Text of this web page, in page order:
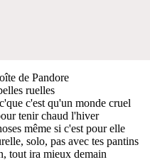
de Pandore
ruelles
c'est qu'un monde cruel
tenir chaud l'hiver
même si c'est pour elle
solo, pas avec tes pantins
tout ira mieux demain